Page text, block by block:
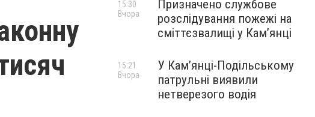
Призначено службове
розслідування пожежі на
сміттєзвалищі у Кам’янці
15:30
Вчора
У Кам’янці-Подільському
патрульні виявили
нетверезого водія
15:21
Вчора